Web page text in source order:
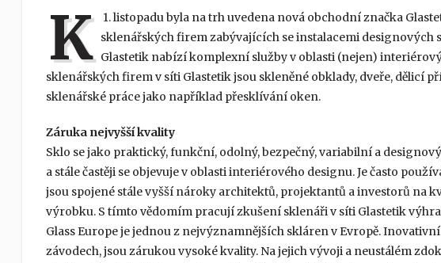
K
1. listopadu byla na trh uvedena nová obchodní značka
sklenářských firem zabývajících se instalacemi designových
Glastetik nabízí komplexní služby v oblasti (nejen)
sklenářských firem v síti Glastetik jsou skleněné obklady, dveře, dělicí
sklenářské práce jako například přesklívání oken.
Záruka nejvyšší kvality
Sklo se jako praktický, funkční, odolný, bezpečný, variabilní a
a stále častěji se objevuje v oblasti interiérového designu. Je často
jsou spojené stále vyšší nároky architektů, projektantů a investorů na
výrobku. S tímto vědomím pracují zkušení sklenáři v síti Glastetik
Glass Europe je jednou z nejvýznamnějších skláren v Evropě.
závodech, jsou zárukou vysoké kvality. Na jejich vývoji a neustálém